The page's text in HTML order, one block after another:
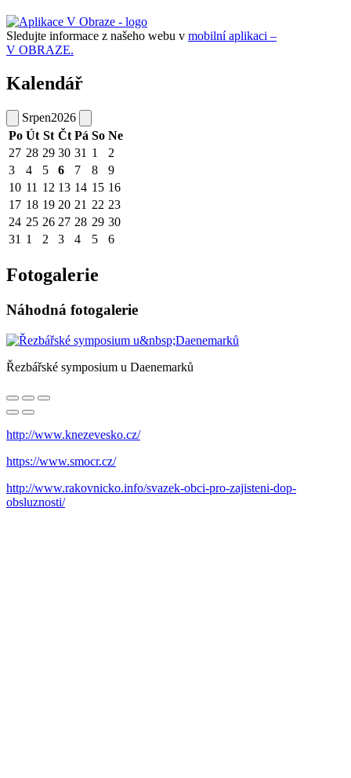
Sledujte informace z našeho webu v mobilní aplikaci –
V OBRAZE.
Kalendář
Srpen2026
Po Út St Čt Pá So Ne
27 28 29 30 31 1
2
3
4 5 6 7 8
9
10 11 12 13 14 15 16
17 18 19 20 21 22 23
24 25 26 27 28 29 30
31 1 2 3 4 5 6
Fotogalerie
Náhodná fotogalerie
Řezbářské symposium u Daenemarků
http://www.knezevesko.cz/
https://www.smocr.cz/
http://www.rakovnicko.info/svazek-obci-pro-zajisteni-dop-
obsluznosti/